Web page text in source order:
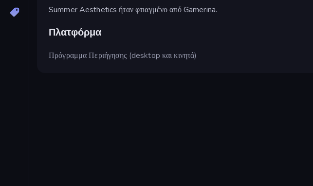
Summer Aesthetics ήταν φτιαγμένο από Gamerina.
Πλατφόρμα
Πρόγραμμα Περιήγησης (desktop και κινητά)